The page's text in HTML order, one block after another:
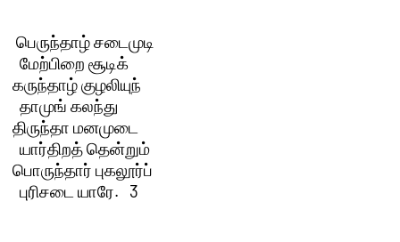
பெருந்தாழ் சடைமுடி
  மேற்பிறை சூடிக்
கருந்தாழ் குழலியுந்
  தாமுங் கலந்து
திருந்தா மனமுடை
  யார்திறத் தென்றும்
பொருந்தார் புகலூர்ப்
  புரிசடை யாரே.   3